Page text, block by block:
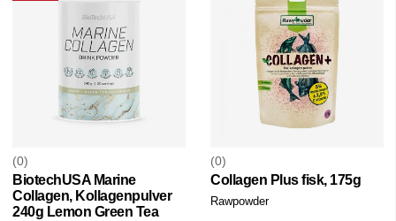
0
BiotechUSA Marine
Collagen, Kollagenpulver
240g Lemon Green Tea
0
Collagen Plus fisk, 175g
Rawpowder